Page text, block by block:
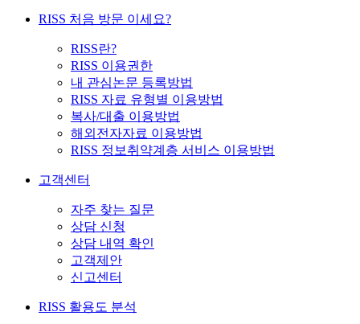
RISS 처음 방문 이세요?
RISS란?
RISS 이용권한
내 관심논문 등록방법
RISS 자료 유형별 이용방법
복사/대출 이용방법
해외전자자료 이용방법
RISS 정보취약계층 서비스 이용방법
고객센터
자주 찾는 질문
상담 신청
상담 내역 확인
고객제안
신고센터
RISS 활용도 분석